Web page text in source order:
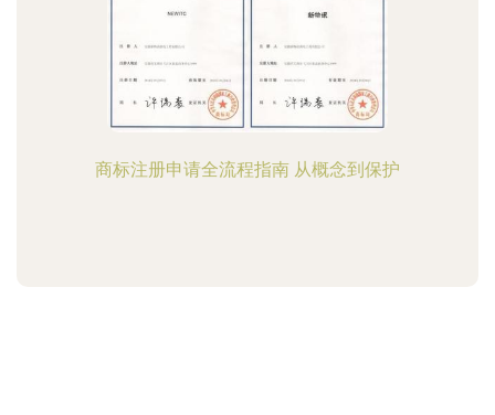
商标注册申请全流程指南 从概念到保护